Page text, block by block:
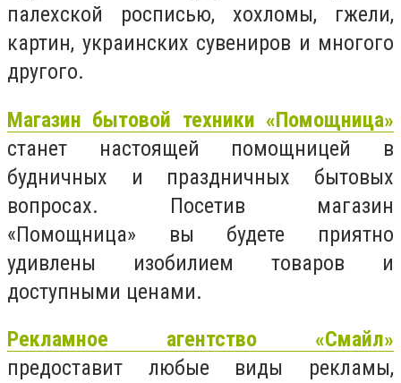
палехской росписью, хохломы, гжели,
картин, украинских сувениров и многого
другого.
Магазин бытовой техники «Помощница»
станет настоящей помощницей в
будничных и праздничных бытовых
вопросах. Посетив магазин
«Помощница» вы будете приятно
удивлены изобилием товаров и
доступными ценами.
Рекламное агентство «Смайл»
предоставит любые виды рекламы,